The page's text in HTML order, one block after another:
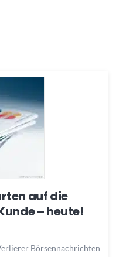
auf die
– heute!
Börsennachrichten